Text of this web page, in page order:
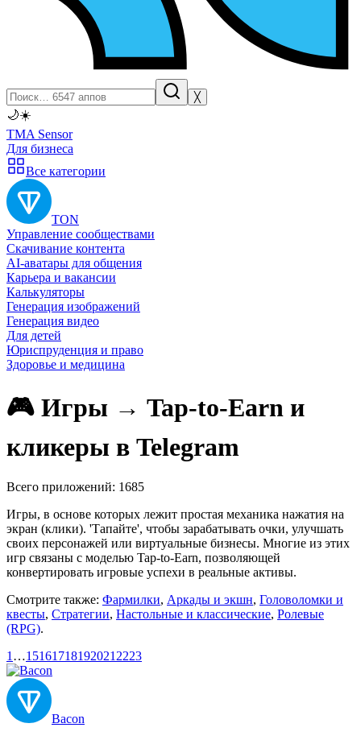
╳
🌙☀️
TMA Sensor
Для бизнеса
Все категории
TON
Управление сообществами
Скачивание контента
AI-аватары для общения
Карьера и вакансии
Калькуляторы
Генерация изображений
Генерация видео
Для детей
Юриспруденция и право
Здоровье и медицина
🎮 Игры → Tap-to-Earn и
кликеры в Telegram
Всего приложений: 1685
Игры, в основе которых лежит простая механика нажатия на
экран (клики). 'Тапайте', чтобы зарабатывать очки, улучшать
своих персонажей или виртуальные бизнесы. Многие из этих
игр связаны с моделью Tap-to-Earn, позволяющей
конвертировать игровые успехи в реальные активы.
Смотрите также: Фармилки, Аркады и экшн, Головоломки и
квесты, Стратегии, Настольные и классические, Ролевые
(RPG).
1 …15161718192021 2223
Bacon